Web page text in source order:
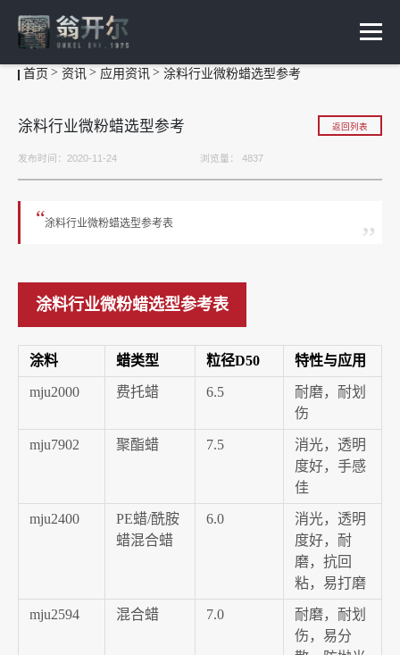
首页 资讯 应用资讯 涂料行业微粉蜡选型参考
涂料行业微粉蜡选型参考 返回列表
发布时间：2020-11-24 浏览量： 4837
“涂料行业微粉蜡选型参考表 ”
涂料行业微粉蜡选型参考表
涂料 蜡类型 粒径D50 特性与应用
mju2000 费托蜡 6.5
耐磨，耐划
伤
mju7902 聚酯蜡 7.5
消光，透明
度好，手感
佳
mju2400
PE蜡/酰胺
蜡混合蜡
6.0
消光，透明
度好，耐
磨，抗回
粘，易打磨
mju2594 混合蜡 7.0
耐磨，耐划
伤，易分